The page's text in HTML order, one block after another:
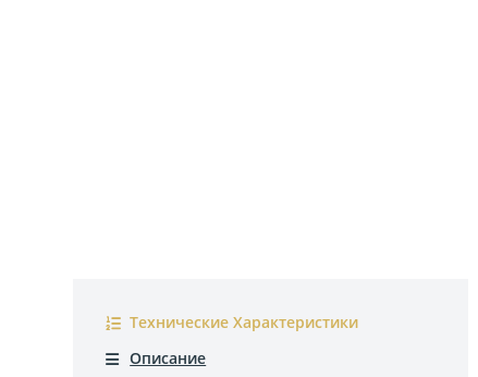
Технические Характеристики
Описание